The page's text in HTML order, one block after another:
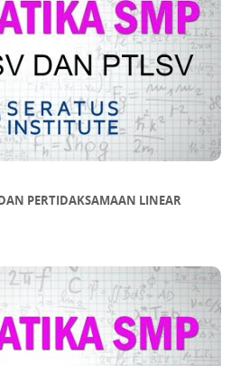
PERTIDAKSAMAAN LINEAR